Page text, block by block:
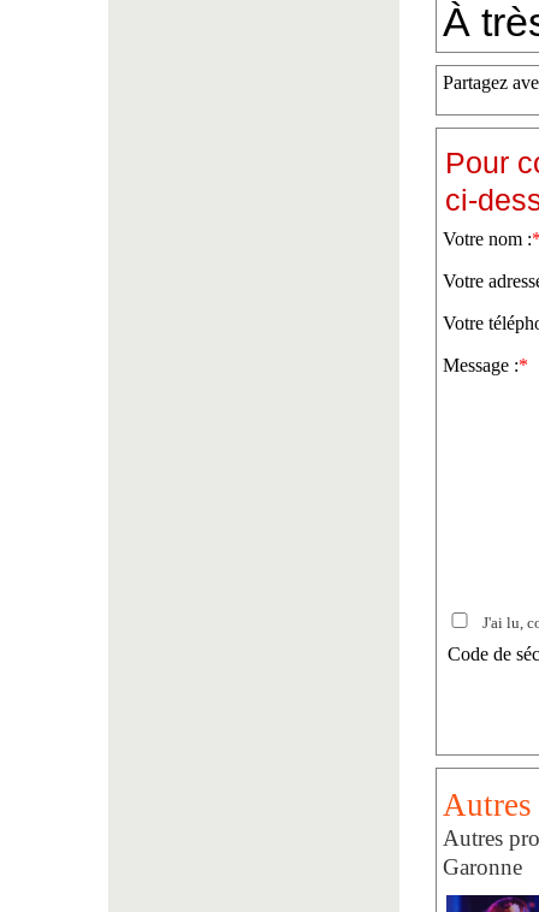
À
Partagez
Pour
ci-
Votre nom :
Votre
Votre
Message :*
J'ai lu,
Code de
Autres
Autres
Garonne